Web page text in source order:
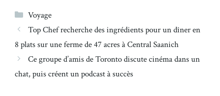
Catégories
Voyage
Top Chef recherche des ingrédients pour un dîner en
8 plats sur une ferme de 47 acres à Central Saanich
Ce groupe d’amis de Toronto discute cinéma dans un
chat, puis créent un podcast à succès